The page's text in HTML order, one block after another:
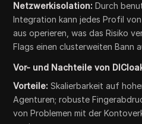
Netzwerkisolation: Durch
Integration kann jedes Profil
aus operieren, was das Risiko
Flags einen clusterweiten Bann
Vor- und Nachteile von
Vorteile: Skalierbarkeit auf
Agenturen; robuste
von Problemen mit der